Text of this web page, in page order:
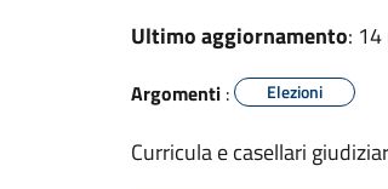
Ultimo aggiornamento:
Argomenti : Elezioni
Curricula e casellari